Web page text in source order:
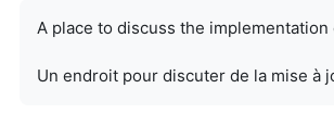
A place to discuss the
Un endroit pour discuter de la mise à